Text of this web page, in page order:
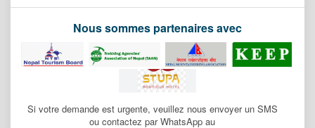
Nous sommes partenaires avec
Si votre demande est urgente, veuillez nous envoyer un SMS
ou contactez par WhatsApp au